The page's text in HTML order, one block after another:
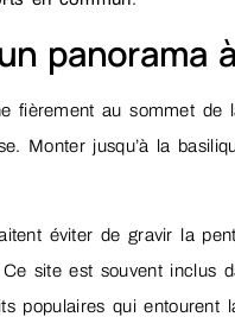
panorama
fièrement au sommet de
Monter jusqu’à la
éviter de gravir la
site est souvent inclus
populaires qui entourent